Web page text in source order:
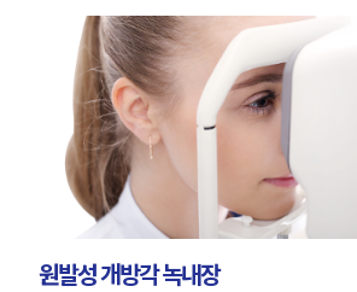
원발성 개방각 녹내장